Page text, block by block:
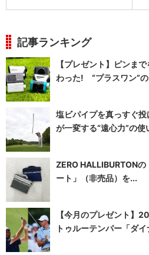
記事ランキング
【プレゼント】ピンま
わった! “プラスワン”
塩ビパイプを真っすぐ
が一変する“遠心力”の使
ZERO HALLIBURTON
ート」（非売品）を...
【今月のプレゼント】
トゥルーテンパー「ダ